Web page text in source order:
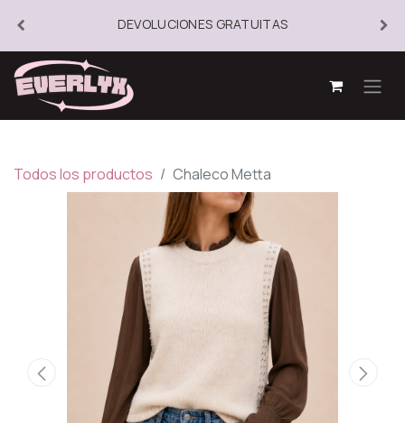
DEVOLUCIONES GRATUITAS
Todos los productos Chaleco Metta